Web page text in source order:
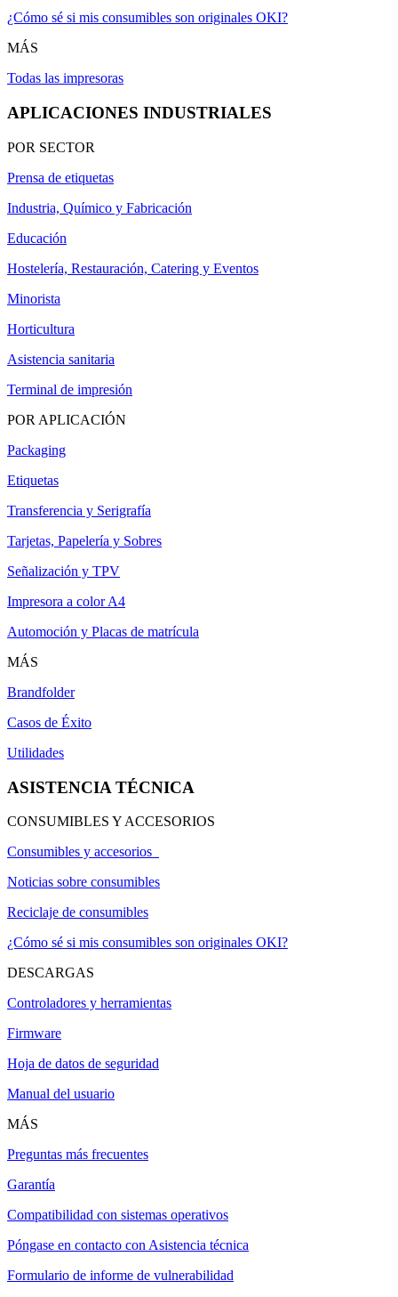
¿Cómo sé si mis consumibles son originales OKI?
MÁS
Todas las impresoras
APLICACIONES INDUSTRIALES
POR SECTOR
Prensa de etiquetas
Industria, Químico y Fabricación
Educación
Hostelería, Restauración, Catering y Eventos
Minorista
Horticultura
Asistencia sanitaria
Terminal de impresión
POR APLICACIÓN
Packaging
Etiquetas
Transferencia y Serigrafía
Tarjetas, Papelería y Sobres
Señalización y TPV
Impresora a color A4
Automoción y Placas de matrícula
MÁS
Brandfolder
Casos de Éxito
Utilidades
ASISTENCIA TÉCNICA
CONSUMIBLES Y ACCESORIOS
Consumibles y accesorios
Noticias sobre consumibles
Reciclaje de consumibles
¿Cómo sé si mis consumibles son originales OKI?
DESCARGAS
Controladores y herramientas
Firmware
Hoja de datos de seguridad
Manual del usuario
MÁS
Preguntas más frecuentes
Garantía
Compatibilidad con sistemas operativos
Póngase en contacto con Asistencia técnica
Formulario de informe de vulnerabilidad